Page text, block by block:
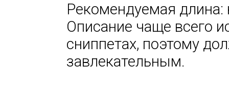
Рекомендуемая длина:
Описание чаще всего
сниппетах, поэтому
завлекательным.